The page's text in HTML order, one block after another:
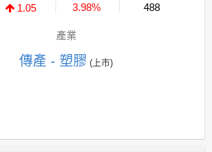
1.05
3.98%
488
產業
傳產 - 塑膠 (上市)